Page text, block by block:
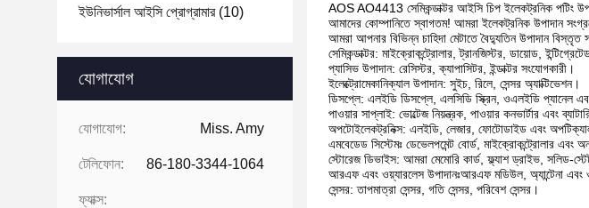
ইউনিভার্সাল আইসি প্রোগ্রামার(10)
যোগাযোগ
যোগাযোগ: Miss. Amy
টেলিফোন: 86-180-3344-1064
ফ্যাক্স:
AOS AO4413 সেমিকন্ডাক্টর আইসি চিপ ইলেকট্রনিক পটিং
আমাদের কোম্পানিতে স্বাগতম! আমরা ইলেকট্রনিক উপাদান
আমরা আপনার বিভিন্ন চাহিদা মেটাতে বৈদ্যুতিন উপাদান বিস্তৃত
সেমিকন্ডাক্টর: মাইক্রোকন্ট্রোলার, ট্রানজিস্টর, ডায়োড,
প্যাসিভ উপাদান: রেসিস্টর, ক্যাপাসিটর, ইন্ডাক্টর সংযোগকারী।
ইলেক্ট্রোমেকানিক্যাল উপাদান: সুইচ, রিলে, সেন্সর অ্যাক্টিভেশন।
ডিসপ্লে: এলইডি ডিসপ্লে, এলসিডি স্ক্রিন, ওএলইডি প্যানেল এবং
পাওয়ার সাপ্লাই: ভোল্টেজ নিয়ন্ত্রক, পাওয়ার কনভার্টার এবং
অপটোইলেকট্রনিক্স: এলইডি, লেজার, ফোটোডাইড এবং
এমবেডেড সিস্টেমঃ ডেভেলপমেন্ট বোর্ড, মাইক্রোকন্ট্রোলার এবং
স্টোরেজ ডিভাইস: আমরা মেমোরি কার্ড, ফ্ল্যাশ ড্রাইভ, সলিড-
আরএফ এবং ওয়্যারলেস উপাদানঃআরএফ মডিউল, অ্যান্টেনা এবং
সেন্সর: তাপমাত্রা সেন্সর, গতি সেন্সর, পরিবেশ সেন্সর।